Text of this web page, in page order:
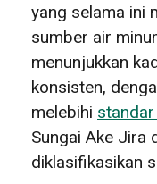
yang selama ini
sumber air
menunjukkan
konsisten,
melebihi standar
Sungai Ake Jira
diklasifikasikan